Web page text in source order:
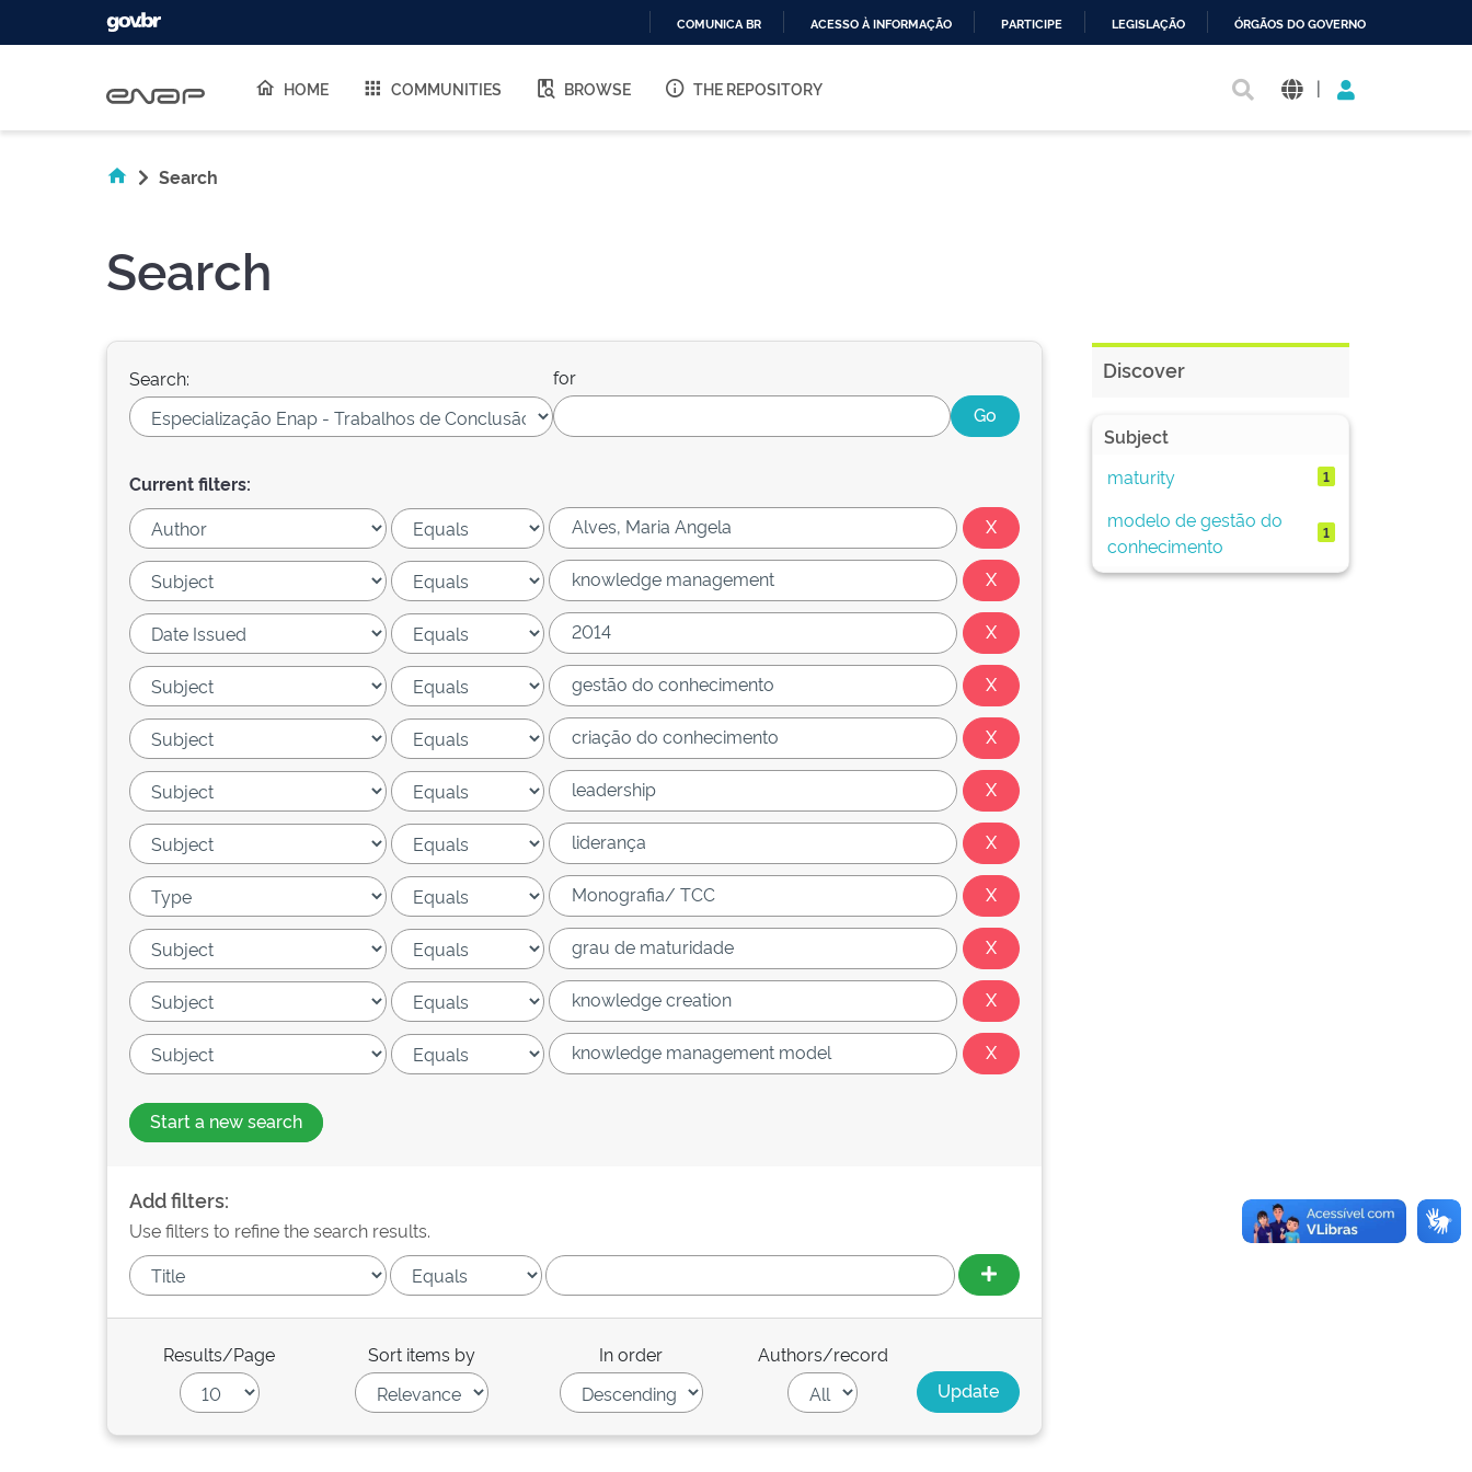
O
COMUNICA BR ACESSO À INFORMAÇÃO PARTICIPE LEGISLAÇÃO ÓRGÃOS DO GOVERNO
HOME COMMUNITIES BROWSE THE REPOSITORY |
Search
Search
Search: for
Current filters:
Start a new search
Add filters:
Use filters to refine the search results.
Results/Page Sort items by In order Authors/record
Discover
Subject
maturity
1
modelo de gestão do
conhecimento
1